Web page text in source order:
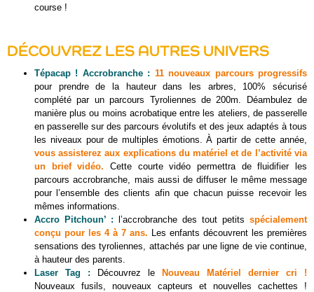
course !
DÉCOUVREZ LES AUTRES UNIVERS
Tépacap ! Accrobranche : 11 nouveaux parcours progressifs
pour prendre de la hauteur dans les arbres, 100% sécurisé
complété par un parcours Tyroliennes de 200m. Déambulez de
manière plus ou moins acrobatique entre les ateliers, de passerelle
en passerelle sur des parcours évolutifs et des jeux adaptés à tous
les niveaux pour de multiples émotions. À partir de cette année,
vous assisterez aux explications du matériel et de l’activité via
un brief vidéo. Cette courte vidéo permettra de fluidifier les
parcours accrobranche, mais aussi de diffuser le même message
pour l’ensemble des clients afin que chacun puisse recevoir les
mêmes informations.
Accro Pitchoun’ : l’accrobranche des tout petits spécialement
conçu pour les 4 à 7 ans. Les enfants découvrent les premières
sensations des tyroliennes, attachés par une ligne de vie continue,
à hauteur des parents.
Laser Tag : Découvrez le
Nouveau Matériel dernier cri !
Nouveaux fusils, nouveaux capteurs et nouvelles cachettes !